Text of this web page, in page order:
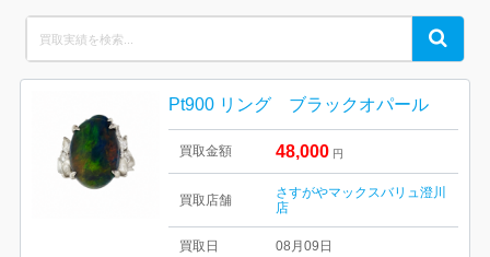
for:
Search
Pt900 リング ブラックオパール
買取金額 48,000 円
買取店舗
さすがやマックスバリュ澄川
店
買取日 08月09日